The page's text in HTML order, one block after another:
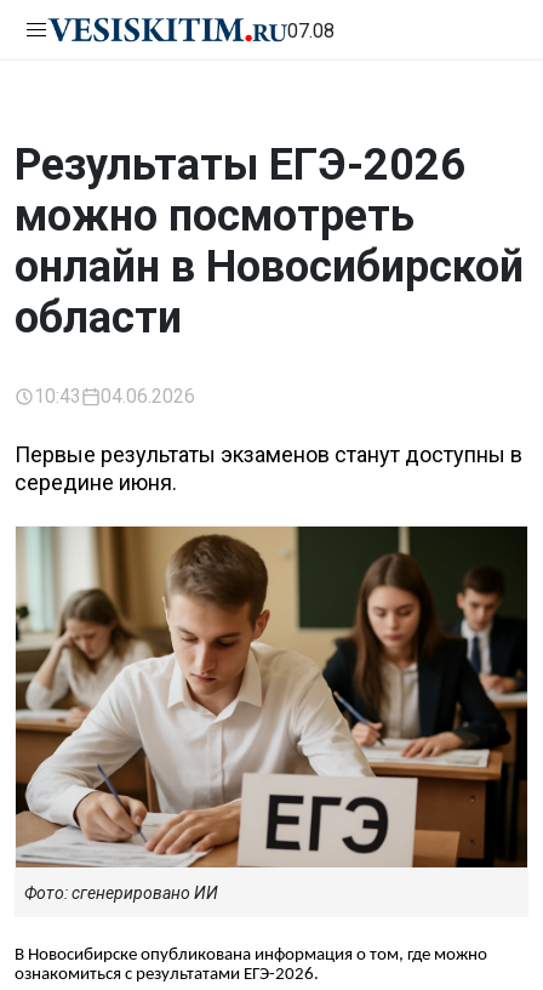
07.08
Результаты ЕГЭ-2026
можно посмотреть
онлайн в Новосибирской
области
10:43 04.06.2026
Первые результаты экзаменов станут доступны в
середине июня.
Фото: сгенерировано ИИ
В Новосибирске опубликована информация о том, где можно
ознакомиться с результатами ЕГЭ-2026.